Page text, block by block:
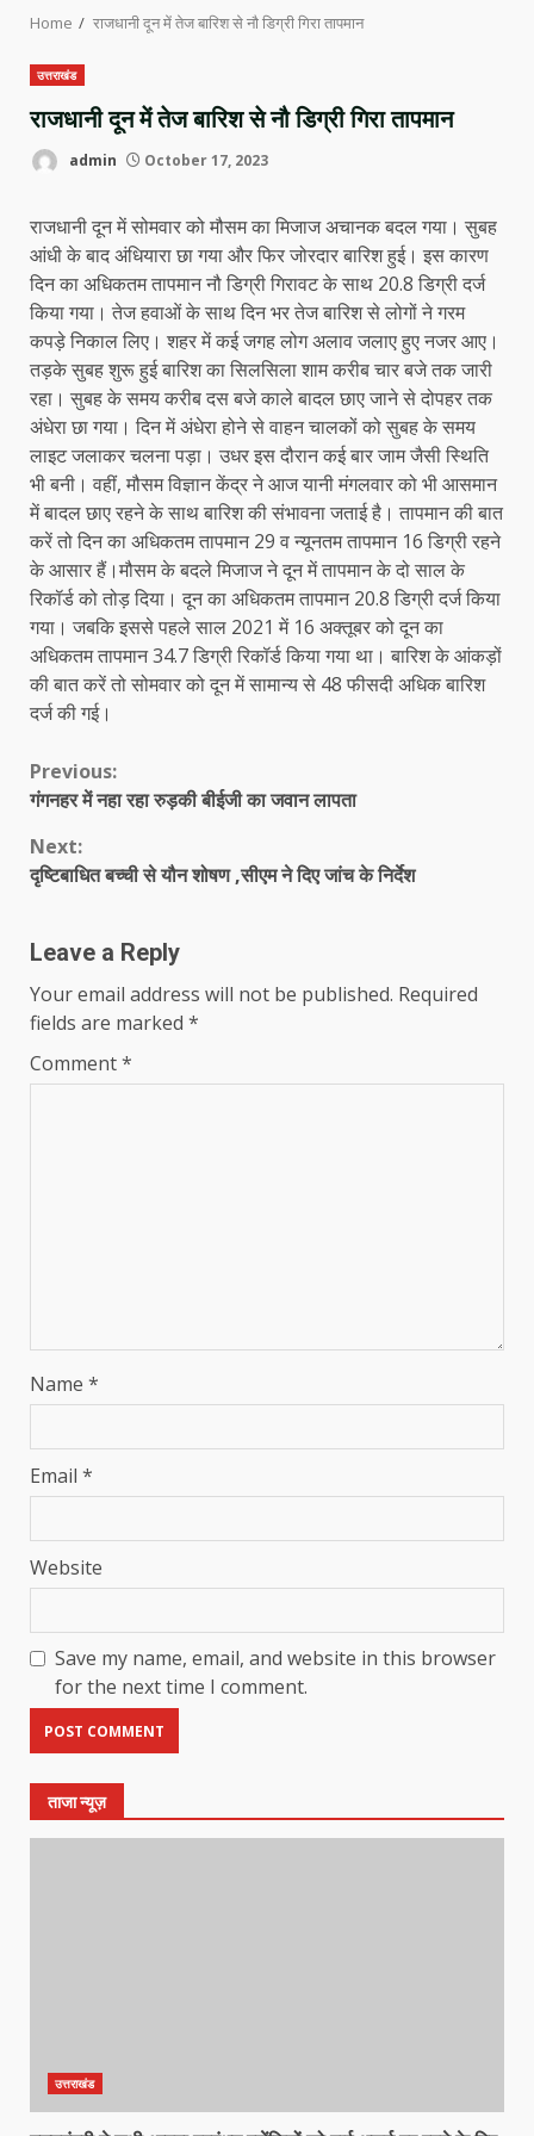
Home राजधानी दून में तेज बारिश से नौ डिग्री गिरा तापमान
उत्तराखंड
राजधानी दून में तेज बारिश से नौ डिग्री गिरा तापमान
admin October 17, 2023
राजधानी दून में सोमवार को मौसम का मिजाज अचानक बदल गया। सुबह
आंधी के बाद अंधियारा छा गया और फिर जोरदार बारिश हुई। इस कारण
दिन का अधिकतम तापमान नौ डिग्री गिरावट के साथ 20.8 डिग्री दर्ज
किया गया। तेज हवाओं के साथ दिन भर तेज बारिश से लोगों ने गरम
कपड़े निकाल लिए। शहर में कई जगह लोग अलाव जलाए हुए नजर आए।
तड़के सुबह शुरू हुई बारिश का सिलसिला शाम करीब चार बजे तक जारी
रहा। सुबह के समय करीब दस बजे काले बादल छाए जाने से दोपहर तक
अंधेरा छा गया। दिन में अंधेरा होने से वाहन चालकों को सुबह के समय
लाइट जलाकर चलना पड़ा। उधर इस दौरान कई बार जाम जैसी स्थिति
भी बनी। वहीं, मौसम विज्ञान केंद्र ने आज यानी मंगलवार को भी आसमान
में बादल छाए रहने के साथ बारिश की संभावना जताई है। तापमान की बात
करें तो दिन का अधिकतम तापमान 29 व न्यूनतम तापमान 16 डिग्री रहने
के आसार हैं।मौसम के बदले मिजाज ने दून में तापमान के दो साल के
रिकॉर्ड को तोड़ दिया। दून का अधिकतम तापमान 20.8 डिग्री दर्ज किया
गया। जबकि इससे पहले साल 2021 में 16 अक्तूबर को दून का
अधिकतम तापमान 34.7 डिग्री रिकॉर्ड किया गया था। बारिश के आंकड़ों
की बात करें तो सोमवार को दून में सामान्य से 48 फीसदी अधिक बारिश
दर्ज की गई।
Continue
Previous:
गंगनहर में नहा रहा रुड़की बीईजी का जवान लापता
Next:
दृष्टिबाधित बच्ची से यौन शोषण ,सीएम ने दिए जांच के निर्देश
Leave a Reply
Your email address will not be published. Required
fields are marked *
Comment*
Name *
Email *
Website
Save my name, email, and website in this browser
for the next time I comment.
ताजा न्यूज़
उत्तराखंड